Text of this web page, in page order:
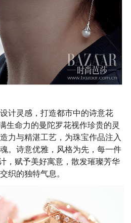
计灵感，打造都市中的诗意花
生命力的曼陀罗花视作珍贵的灵
力与精湛工艺，为珠宝作品注入
。诗意优雅，风格为先，每一件
，赋予美好寓意，散发璀璨芳华
织的独特气息。